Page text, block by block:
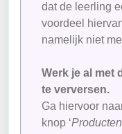
dat de leerling
voordeel
namelijk niet
Werk je al met
te verversen.
Ga hiervoor
knop ‘